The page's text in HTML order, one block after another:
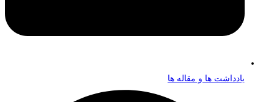
یادداشت ها و مقاله ها